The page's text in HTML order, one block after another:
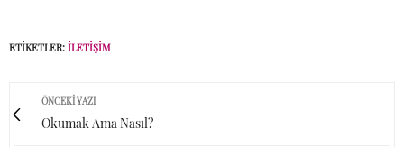
ETIKETLER: İLETIŞIM
ÖNCEKI YAZI
Okumak Ama Nasıl?